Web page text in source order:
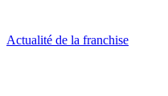
Actualité de la franchise